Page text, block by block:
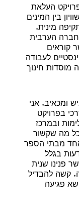
העלאת
בין המינים
מינית.
הערבית
קוראים
לעבודה
מוסדות חינוך
ומכאיב. אני
בפרויקט
ובמרכז
מה שקשור
מבתי הספר
בגלל
3 שנים כאשר פנינו שנית
קשה להבדיל
פגיעה